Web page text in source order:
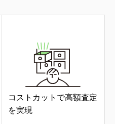
コストカットで高額査定
を実現